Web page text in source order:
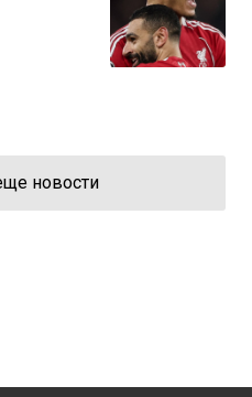
новости